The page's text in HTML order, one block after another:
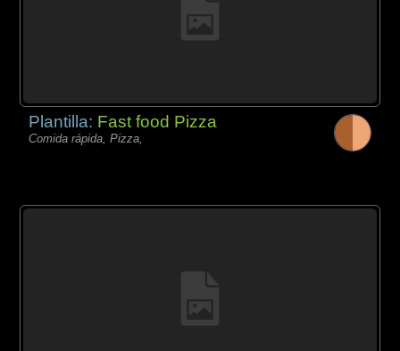
Plantilla: Fast food Pizza
Comida rápida, Pizza,